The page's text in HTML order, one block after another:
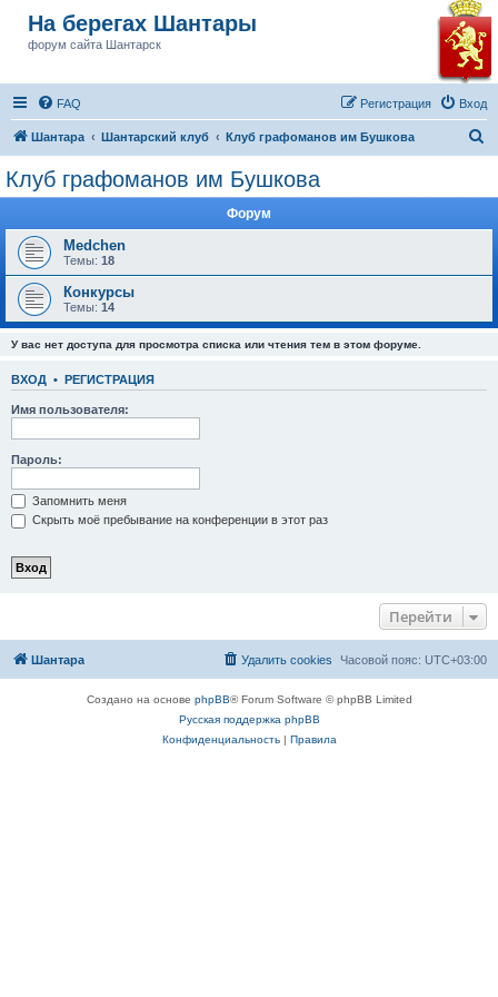
На берегах Шантары
форум сайта Шантарск
FAQ Вход
Регистрация
Шантара Шантарский клуб Клуб графоманов им Бушкова
Клуб графоманов им Бушкова
Форум
Medchen
Темы: 18
Конкурсы
Темы: 14
У вас нет доступа для просмотра списка или чтения тем в этом форуме.
ВХОД • РЕГИСТРАЦИЯ
Имя пользователя:
Пароль:
Запомнить меня
Скрыть моё пребывание на конференции в этот раз
Перейти
Шантара Часовой пояс: UTC+03:00
Удалить cookies
Создано на основе phpBB® Forum Software © phpBB Limited
Русская поддержка phpBB
Конфиденциальность| Правила